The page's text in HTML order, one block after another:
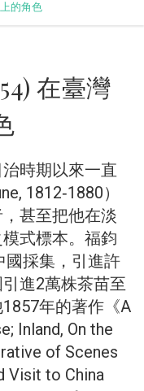
的角色
在臺灣
時期以來一直
1812‐1880）
甚至把他在淡
式標本。福鈞
國採集，引進許
進2萬株茶苗至
年的著作《A
Inland, On the
of Scenes
Visit to China